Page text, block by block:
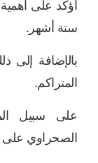
أؤكد على
ستة أشهر.
بالإضافة إلى
المتراكم.
على سبيل
الصحراوي على